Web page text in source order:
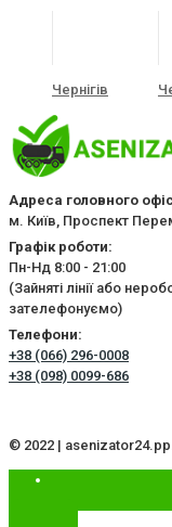
Чернігів
Адреса головного
м. Київ, Проспект
Графік роботи:
Пн-Нд 8:00 - 21:00
(Зайняті лінії або
зателефонуємо)
Телефони:
+38 (066) 296-0008
+38 (098) 0099-686
© 2022 |